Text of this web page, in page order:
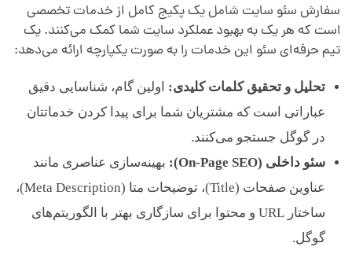
سفارش سئو سایت شامل یک پکیج کامل از خدمات تخصصی
است که هر یک به بهبود عملکرد سایت شما کمک می‌کنند. یک
تیم حرفه‌ای سئو این خدمات را به صورت یکپارچه ارائه می‌دهد:
تحلیل و تحقیق کلمات کلیدی: اولین گام، شناسایی دقیق
عباراتی است که مشتریان شما برای پیدا کردن خدماتتان
در گوگل جستجو می‌کنند.
سئو داخلی (On-Page SEO):
بهینه‌سازی عناصری مانند
عناوین صفحات (Title)، توضیحات متا (Meta Description)،
ساختار URL و محتوا برای سازگاری بهتر با الگوریتم‌های
گوگل.